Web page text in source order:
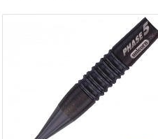
140
14 g
Farbfilter